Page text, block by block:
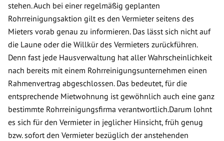
stehen. Auch bei einer regelmäßig geplanten
Rohrreinigungsaktion gilt es den Vermieter seitens des
Mieters vorab genau zu informieren. Das lässt sich nicht auf
die Laune oder die Willkür des Vermieters zurückführen.
Denn fast jede Hausverwaltung hat aller Wahrscheinlichkeit
nach bereits mit einem Rohrreinigungsunternehmen einen
Rahmenvertrag abgeschlossen. Das bedeutet, für die
entsprechende Mietwohnung ist gewöhnlich auch eine ganz
bestimmte Rohrreinigungsfirma verantwortlich.Darum lohnt
es sich für den Vermieter in jeglicher Hinsicht, früh genug
bzw. sofort den Vermieter bezüglich der anstehenden